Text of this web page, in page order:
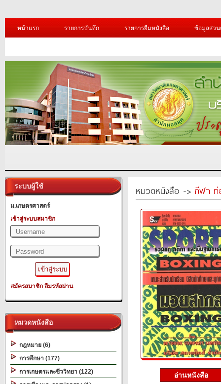
หน้าแรก รายการบันทึก รายการยืมหนังสือ ข้อมูลส่ว
ระบบผู้ใช้
ม.เกษตรศาสตร์
เข้าสู่ระบบสมาชิก
สมัครสมาชิก ลืมรหัสผ่าน
หมวดหนังสือ
กฎหมาย (6)
การศึกษา (177)
การเกษตรและชีววิทยา (122)
หมวดหนังสือ -> กีฬา ท่
อ่านหนังสือ